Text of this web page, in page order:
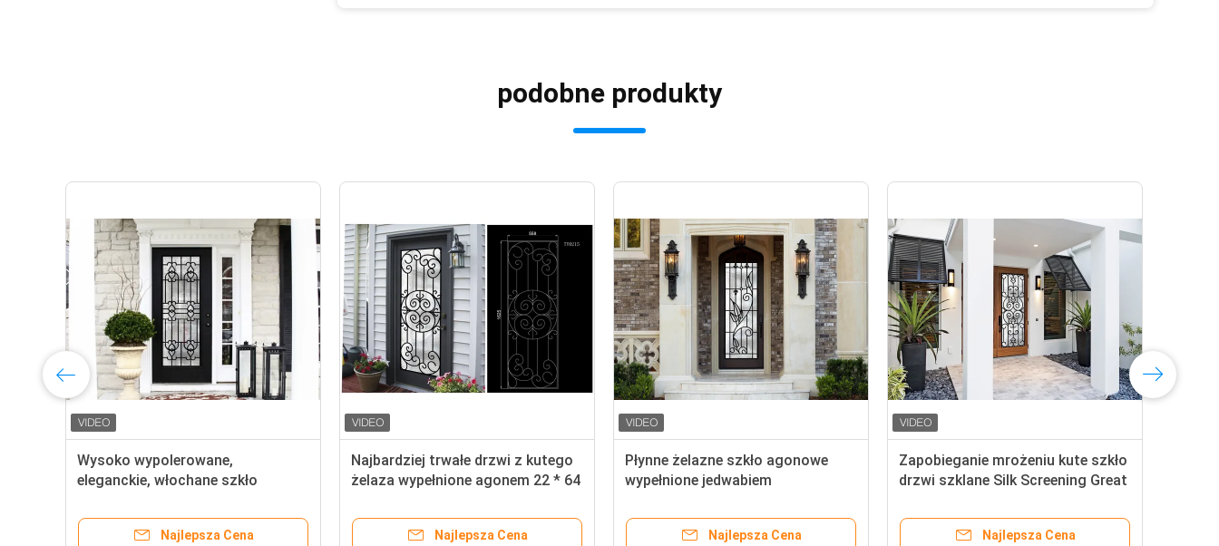
podobne produkty
Wysoko wypolerowane,
eleganckie, włochane szkło
drzwiowe do budowy ręcznie
wykuwanych tekstur
Najlepsza Cena
Najbardziej trwałe drzwi z kutego
żelaza wypełnione agonem 22 * ​​64
Najlepsza Cena
Płynne żelazne szkło agonowe
wypełnione jedwabiem
Najlepsza Cena
Zapobieganie mrożeniu kute szkło
drzwi szklane Silk Screening Great
Najlepsza Cena